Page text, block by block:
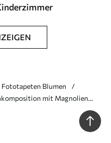
Fototapeten Blumen
mit Magnolien